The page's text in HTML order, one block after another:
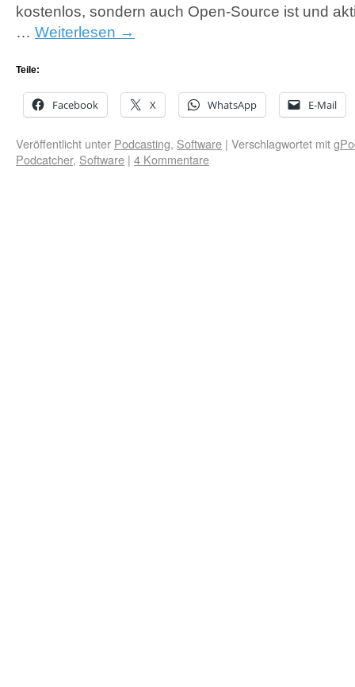
kostenlos, sondern auch Open-Source ist und
… Weiterlesen →
Teile:
Facebook X WhatsApp E-Mail
Veröffentlicht unter Podcasting, Software | Verschlagwortet mit
Podcatcher, Software | 4 Kommentare